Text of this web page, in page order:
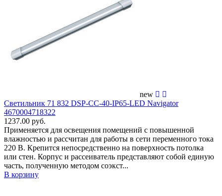
new
Светильник 71 832 DSP-CC-40-IP65-LED Navigator
4670004718322
1237.00 руб.
Применяется для освещения помещений c повышенной
влажностью и рассчитан для работы в сети переменного тока
220 В. Крепится непосредственно на поверхность потолка
или стен. Корпус и рассеиватель представляют собой единую
часть, полученную методом соэкст...
В корзину